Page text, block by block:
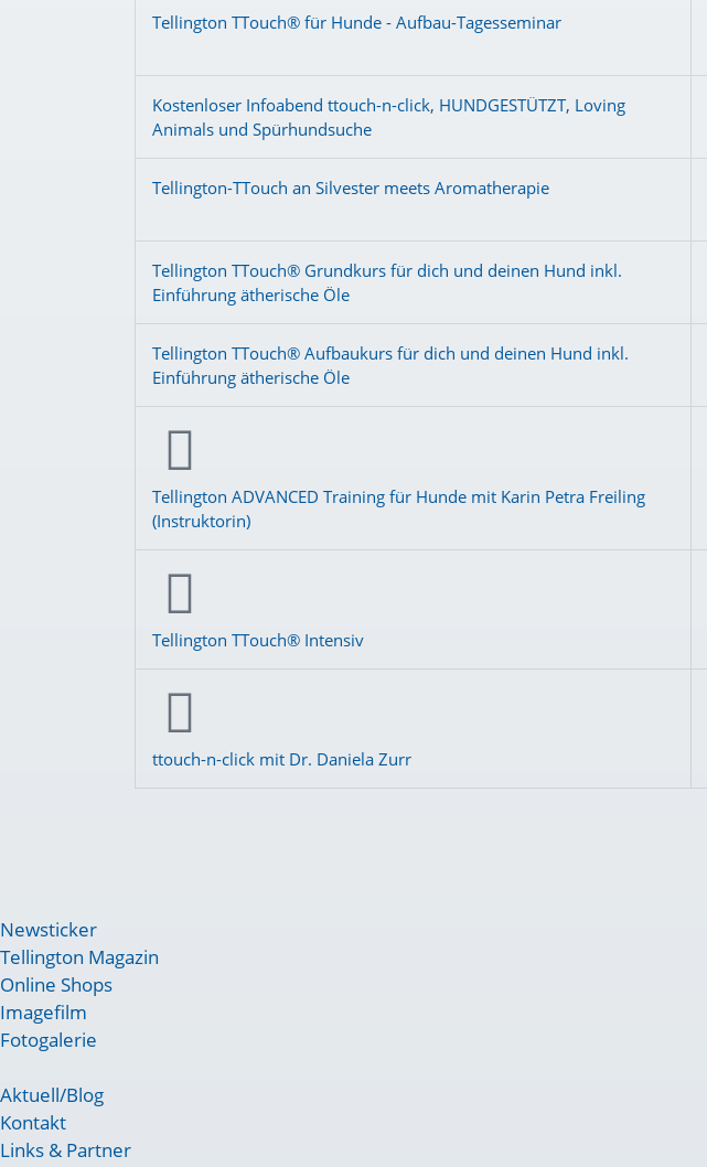
Tellington TTouch® für Hunde - Aufbau-Tagesseminar
Kostenloser Infoabend ttouch-n-click, HUNDGESTÜTZT, Loving
Animals und Spürhundsuche
Tellington-TTouch an Silvester meets Aromatherapie
Tellington TTouch® Grundkurs für dich und deinen Hund inkl.
Einführung ätherische Öle
Tellington TTouch® Aufbaukurs für dich und deinen Hund inkl.
Einführung ätherische Öle
Tellington ADVANCED Training für Hunde mit Karin Petra Freiling
(Instruktorin)
Tellington TTouch® Intensiv
ttouch-n-click mit Dr. Daniela Zurr
Newsticker
Tellington Magazin
Online Shops
Imagefilm
Fotogalerie
Aktuell/Blog
Kontakt
Links & Partner